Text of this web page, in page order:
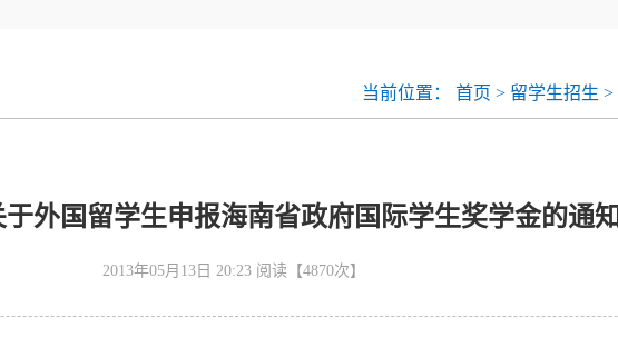
当前位置：首页 > 留学生招生 >
外国留学生申报海南省政府国际学生奖学金的通知
2013年05月13日 20:23 阅读【4870次】